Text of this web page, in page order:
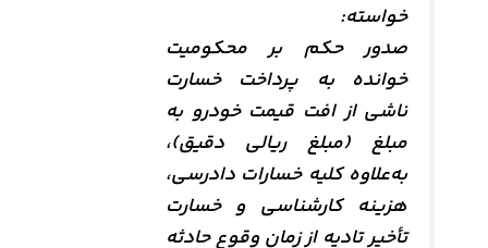
خواسته:
صدور حکم بر محکومیت
خوانده به پرداخت خسارت
ناشی از افت قیمت خودرو به
مبلغ (مبلغ ریالی دقیق)،
به‌علاوه کلیه خسارات دادرسی،
هزینه کارشناسی و خسارت
تأخیر تادیه از زمان وقوع حادثه